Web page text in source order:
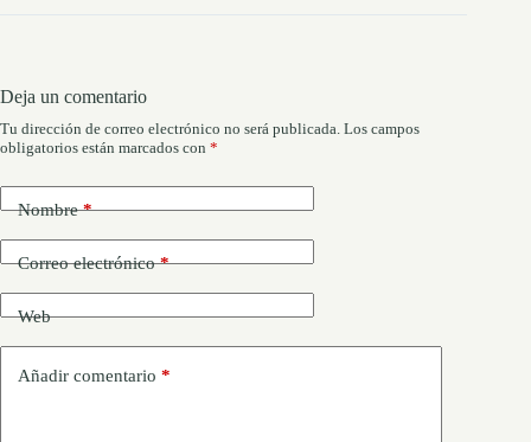
Deja un comentario
Tu dirección de correo electrónico no será publicada. Los campos
obligatorios están marcados con *
Nombre*
Correo electrónico*
Web
Añadir comentario *